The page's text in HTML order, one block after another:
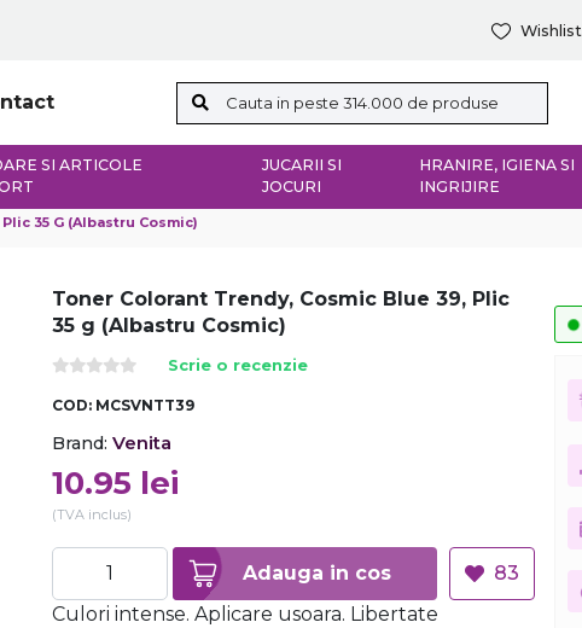
Wishlist
SI ARTICOLE
JUCARII SI
JOCURI
HRANIRE, IGIENA SI
INGRIJIRE
35 G (Albastru Cosmic)
Toner Colorant Trendy, Cosmic Blue 39, Plic
35 g (Albastru Cosmic)
Scrie o recenzie
COD: MCSVNTT39
Brand: Venita
10.95 lei
(TVA inclus)
Adauga in cos
83
Culori intense. Aplicare usoara. Libertate